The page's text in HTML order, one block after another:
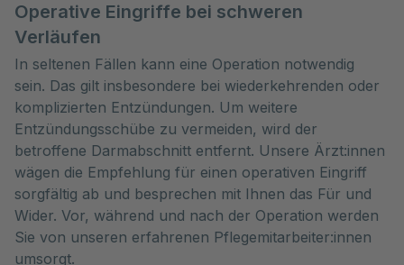
Operative Eingriffe bei schweren
Verläufen
In seltenen Fällen kann eine Operation notwendig
sein. Das gilt insbesondere bei wiederkehrenden oder
komplizierten Entzündungen. Um weitere
Entzündungsschübe zu vermeiden, wird der
betroffene Darmabschnitt entfernt. Unsere Ärzt:innen
wägen die Empfehlung für einen operativen Eingriff
sorgfältig ab und besprechen mit Ihnen das Für und
Wider. Vor, während und nach der Operation werden
Sie von unseren erfahrenen Pflegemitarbeiter:innen
umsorgt.